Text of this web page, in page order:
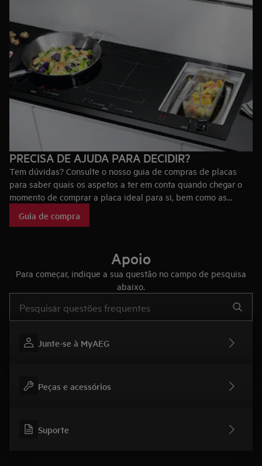
PRECISA DE AJUDA PARA DECIDIR?
Tem dúvidas? Consulte o nosso guia de compras de placas
para saber quais os aspetos a ter em conta quando chegar o
momento de comprar a placa ideal para si, bem como as
Guia de compra
Apoio
Para começar, indique a sua questão no campo de pesquisa
abaixo.
Junte-se à MyAEG
Peças e acessórios
Suporte